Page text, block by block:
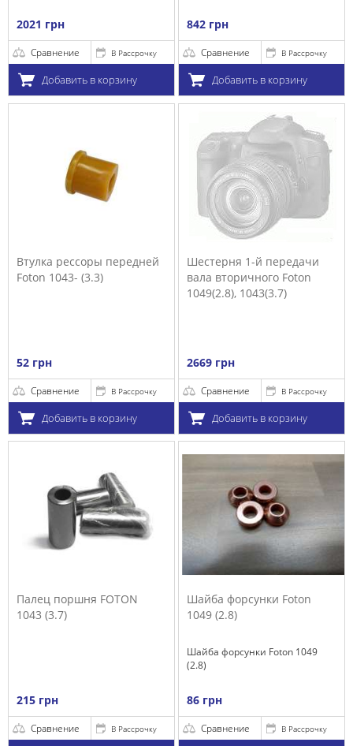
2021 грн
Сравнение В Рассрочку
Добавить в корзину
842 грн
Сравнение В Рассрочку
Добавить в корзину
Втулка рессоры передней
Foton 1043- (3.3)
52 грн
Сравнение В Рассрочку
Добавить в корзину
Шестерня 1-й передачи
вала вторичного Foton
1049(2.8), 1043(3.7)
2669 грн
Сравнение В Рассрочку
Добавить в корзину
Палец поршня FOTON
1043 (3.7)
215 грн
Сравнение В Рассрочку
Шайба форсунки Foton
1049 (2.8)
Шайба форсунки Foton 1049
(2.8)
86 грн
Сравнение В Рассрочку